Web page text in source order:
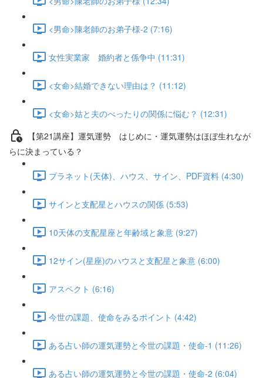
<男命>陳老師のお弟子様-2 (7:16)
女性実業家 婚約者と係争中 (11:31)
<女命>結婚できない理由は？ (11:12)
<女命>姑と夫のべったりの関係に悩む？ (12:31)
【第21講座】運気運勢 はじめに・運気運勢はほぼ生れなが
らに決まっている？
プラネット(天体)、ハウス、サイン、PDF資料 (4:30)
サインと支配星とハウスの関係 (5:53)
10天体の支配星座と年齢域と象意 (9:27)
12サイン(星座)のハウスと支配星と象意 (6:00)
アスペクト (6:16)
今世の課題、使命をみるポイント (4:42)
ある占い師の運気運勢と今世の課題・使命-1 (11:26)
ある占い師の運気運勢と今世の課題・使命-2 (6:04)